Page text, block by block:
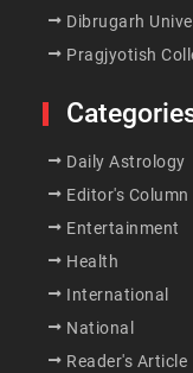
Dibrugarh
Pragjyotish
Daily Astrology
Editor's Column
Entertainment
Health
International
National
Reader's Article